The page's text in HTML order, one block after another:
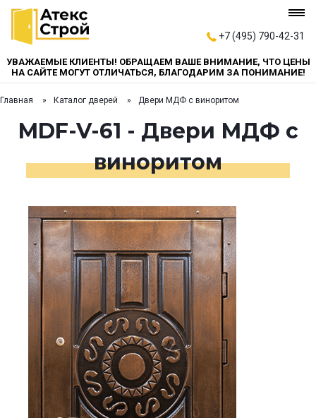
+7 (495) 790-42-31
УВАЖАЕМЫЕ КЛИЕНТЫ! ОБРАЩАЕМ ВАШЕ ВНИМАНИЕ, ЧТО ЦЕНЫ
НА САЙТЕ МОГУТ ОТЛИЧАТЬСЯ, БЛАГОДАРИМ ЗА ПОНИМАНИЕ!
Главная Каталог дверей Двери МДФ с виноритом
MDF-V-61 - Двери МДФ с
виноритом